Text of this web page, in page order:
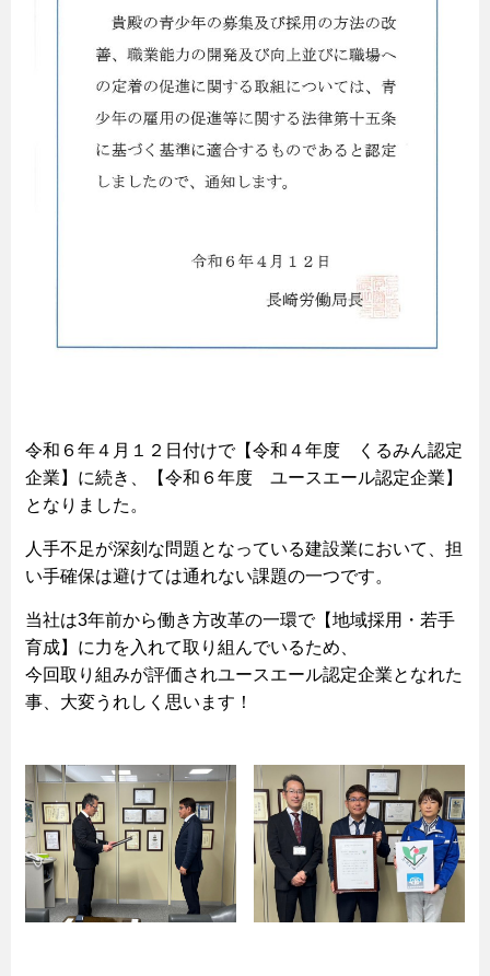
令和６年４月１２日付けで【令和４年度 くるみん認定
企業】に続き、【令和６年度 ユースエール認定企業】
となりました。
人手不足が深刻な問題となっている建設業において、担
い手確保は避けては通れない課題の一つです。
当社は3年前から働き方改革の一環で【地域採用・若手
育成】に力を入れて取り組んでいるため、
今回取り組みが評価されユースエール認定企業となれた
事、大変うれしく思います！